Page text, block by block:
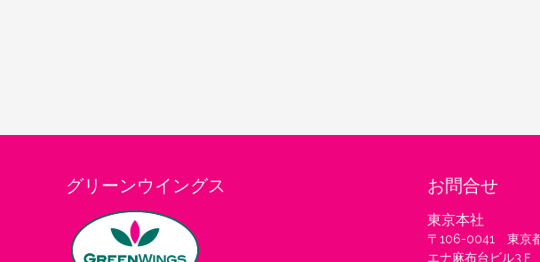
グリーンウイングス お問合せ
東京本社
〒106-0041 東京
エナ麻布台ビル3Ｆ